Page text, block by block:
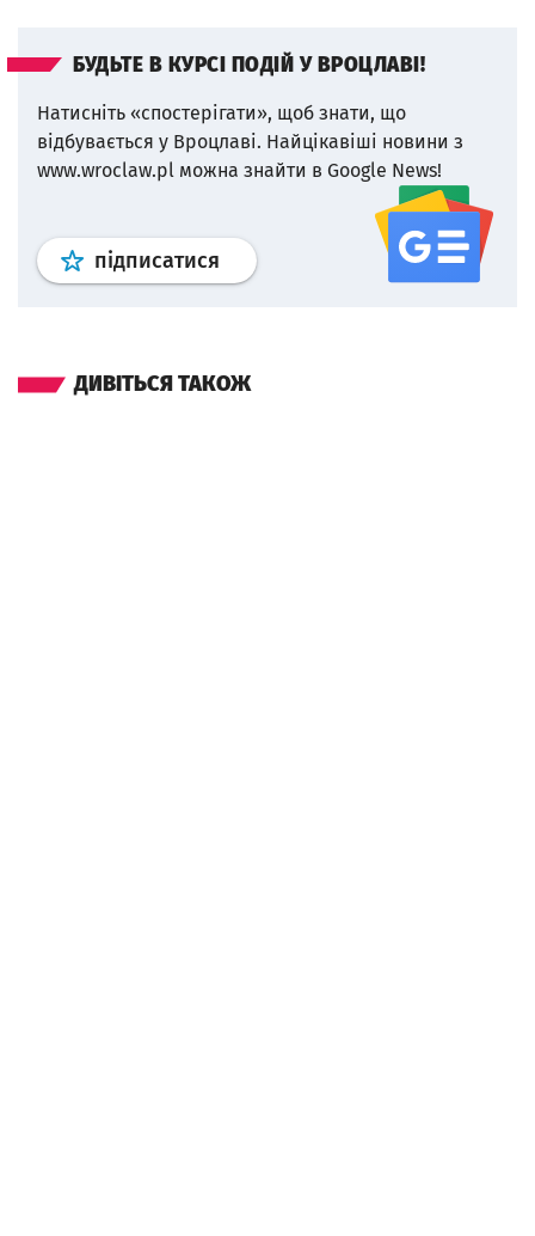
БУДЬТЕ В КУРСІ ПОДІЙ У ВРОЦЛАВІ!
Натисніть «спостерігати», щоб знати, що
відбувається у Вроцлаві. Найцікавіші новини з
www.wroclaw.pl можна знайти в Google News!
підписатися Профіль google news
ДИВІТЬСЯ ТАКОЖ